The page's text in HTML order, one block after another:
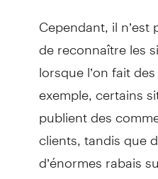
Cependant, il
de reconnaître les
lorsque l’on fait
exemple, certains
publient des
clients, tandis que
d’énormes rabais